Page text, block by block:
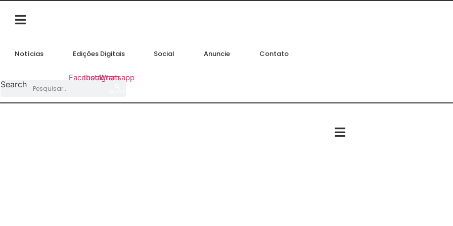
para
Notícias Edições Digitais Social Anuncie Contato
Facebook
Instagram
Whatsapp
Search